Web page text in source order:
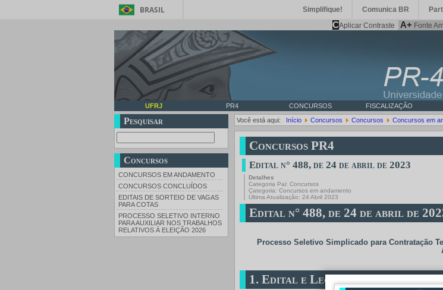
BRASIL Simplifique! Comunica BR
CAplicar Contraste A+ Fonte
UFRJ PR4 CONCURSOS FISCALIZAÇÃO
Pesquisar
Concursos
CONCURSOS EM ANDAMENTO
CONCURSOS CONCLUÍDOS
EDITAIS DE SORTEIO DE VAGAS
PARA COTAS
PROCESSO SELETIVO INTERNO
PARA AUXILIAR NOS TRABALHOS
RELATIVOS À ELEIÇÃO 2026
Você está aqui: Início Concursos Concursos Concursos em
Concursos PR4
Edital n° 488, de 24 de abril de 2023
Detalhes
Categoria Pai:Concursos
Categoria:Concursos em andamento
Última Atualização: 24 Abril 2023
Edital n° 488, de 24 de abril de
Processo Seletivo Simplicado para Contratação
1. Edital e Legislação